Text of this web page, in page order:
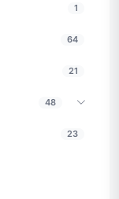
1
64
21
48
23